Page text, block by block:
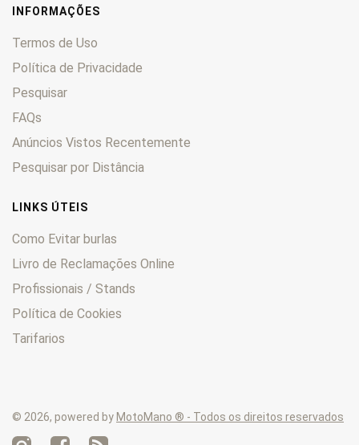
950 0
1190 0
1290 0
Adventure
Baja 0
Bora
Comet 0
Duke 0
Enduro 0
EXC 0
Foxi 0
Freeride
Incas 0
0
INFORMAÇÕES
Termos de Uso
Política de Privacidade
Pesquisar
FAQs
Anúncios Vistos Recentemente
Pesquisar por Distância
LINKS ÚTEIS
Como Evitar burlas
Livro de Reclamações Online
Profissionais / Stands
Política de Cookies
Tarifarios
© 2026, powered by MotoMano ® - Todos os direitos reservados